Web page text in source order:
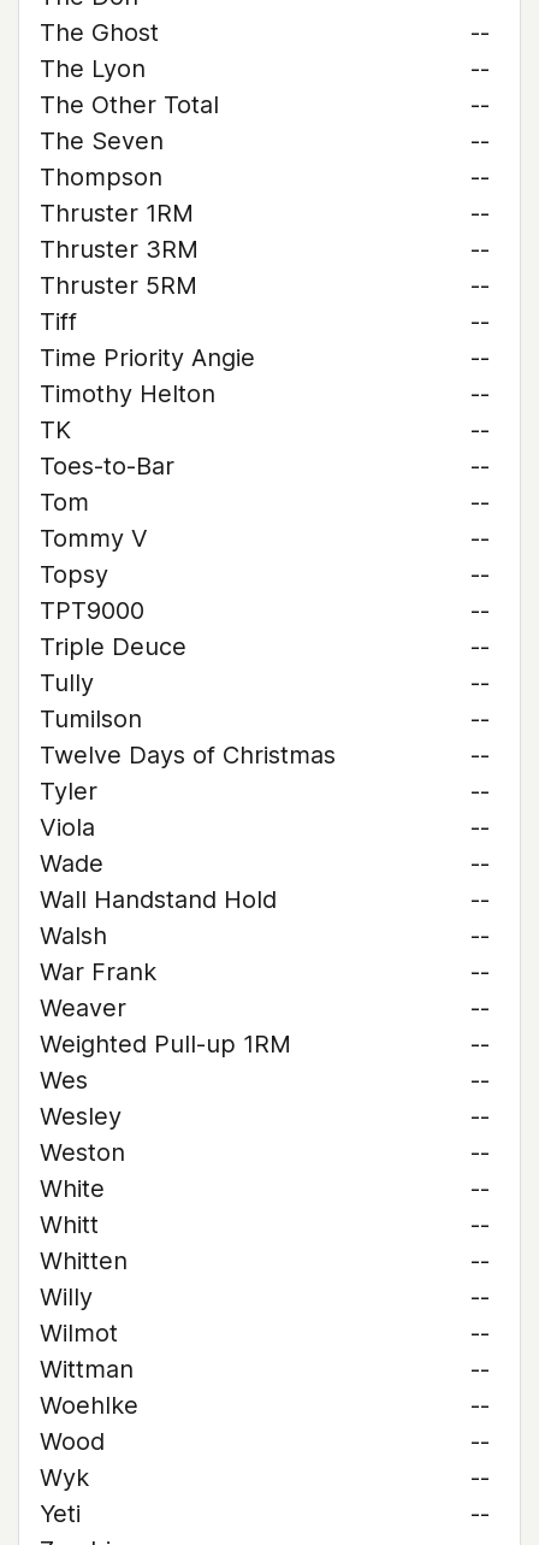
The Ghost
--
The Lyon
--
The Other Total
--
The Seven
--
Thompson
--
Thruster 1RM
--
Thruster 3RM
--
Thruster 5RM
--
Tiff
--
Time Priority Angie
--
Timothy Helton
--
TK
--
Toes-to-Bar
--
Tom
--
Tommy V
--
Topsy
--
TPT9000
--
Triple Deuce
--
Tully
--
Tumilson
--
Twelve Days of Christmas
--
Tyler
--
Viola
--
Wade
--
Wall Handstand Hold
--
Walsh
--
War Frank
--
Weaver
--
Weighted Pull-up 1RM
--
Wes
--
Wesley
--
Weston
--
White
--
Whitt
--
Whitten
--
Willy
--
Wilmot
--
Wittman
--
Woehlke
--
Wood
--
Wyk
--
Yeti
--